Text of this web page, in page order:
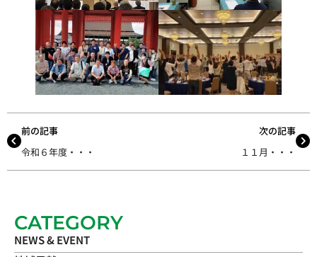
前の記事
令和６年度・・・
次の記事
１１月・・・
CATEGORY
NEWS & EVENT